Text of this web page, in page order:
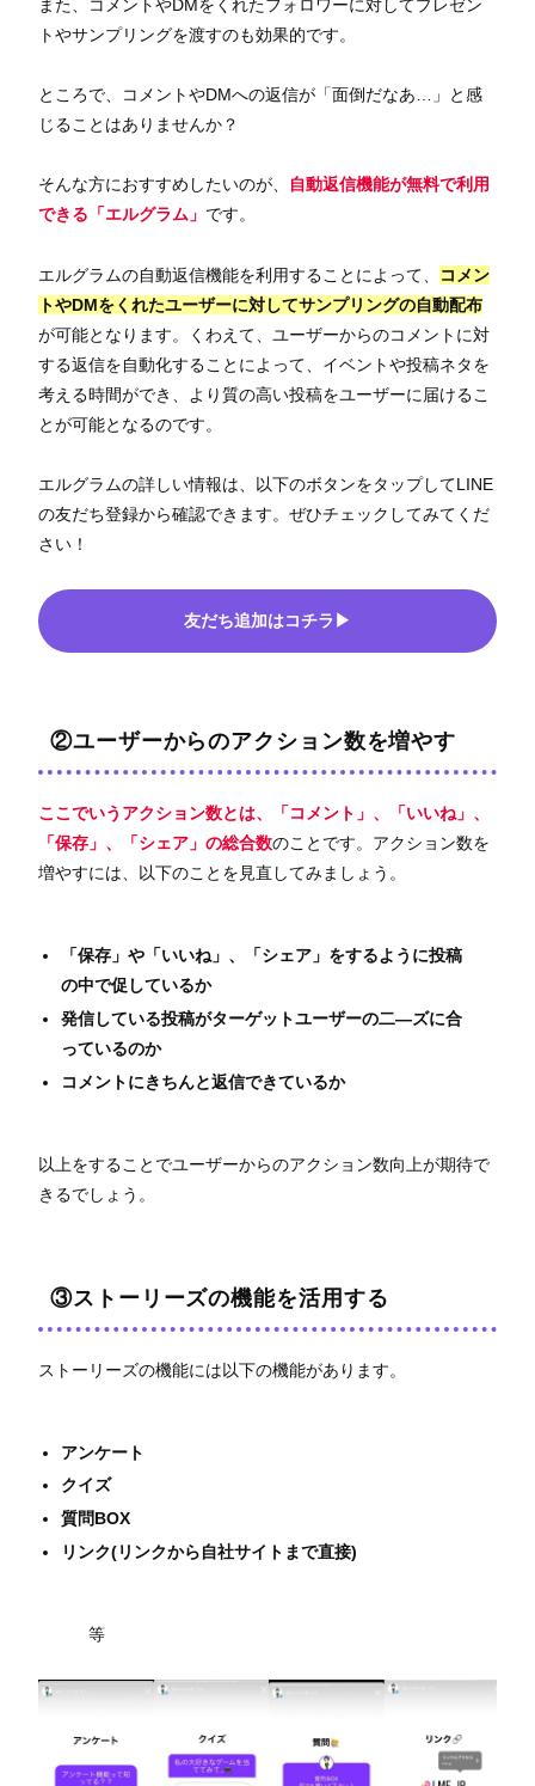
また、コメントやDMをくれたフォロワーに対してプレゼン
トやサンプリングを渡すのも効果的です。
ところで、コメントやDMへの返信が「面倒だなあ…」と感
じることはありませんか？
そんな方におすすめしたいのが、
自動返信機能が無料で利用
できる「エルグラム」 です。
エルグラムの自動返信機能を利用することによって、
コメン
トやDMをくれたユーザーに対してサンプリングの自動配布
が可能となります。くわえて、ユーザーからのコメントに対
する返信を自動化することによって、イベントや投稿ネタを
考える時間ができ、より質の高い投稿をユーザーに届けるこ
とが可能となるのです。
エルグラムの詳しい情報は、以下のボタンをタップしてLINE
の友だち登録から確認できます。ぜひチェックしてみてくだ
さい！
友だち追加はコチラ▶
②ユーザーからのアクション数を増やす
ここでいうアクション数とは、「コメント」、「いいね」、
「保存」、「シェア」の総合数のことです。アクション数を
増やすには、以下のことを見直してみましょう。
「保存」や「いいね」、「シェア」をするように投稿
の中で促しているか
発信している投稿がターゲットユーザーの二―ズに合
っているのか
コメントにきちんと返信できているか
以上をすることでユーザーからのアクション数向上が期待で
きるでしょう。
③ストーリーズの機能を活用する
ストーリーズの機能には以下の機能があります。
アンケート
クイズ
質問BOX
リンク(リンクから自社サイトまで直接)
等